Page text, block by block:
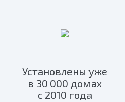
Установлены уже
в 30 000 домах
с 2010 года